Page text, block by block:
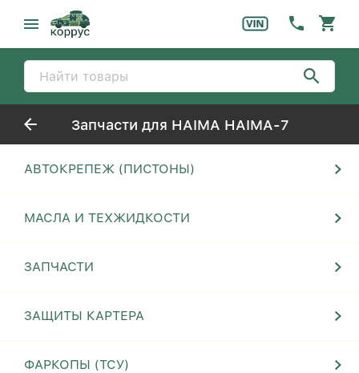
Запчасти для HAIMA HAIMA-7
АВТОКРЕПЕЖ (ПИСТОНЫ)
МАСЛА И ТЕХЖИДКОСТИ
ЗАПЧАСТИ
ЗАЩИТЫ КАРТЕРА
ФАРКОПЫ (ТСУ)